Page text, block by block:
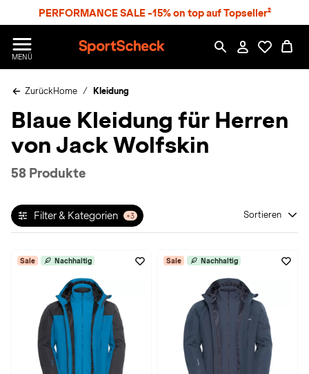
PERFORMANCE SALE -15% on top auf Topseller²
MENÜ
p
r
S
h
c
ZurückHome Kleidung
Blaue Kleidung für Herren
von Jack Wolfskin
58 Produkte
Filter & Kategorien +3 Sortieren
Sale Nachhaltig Sale Nachhaltig